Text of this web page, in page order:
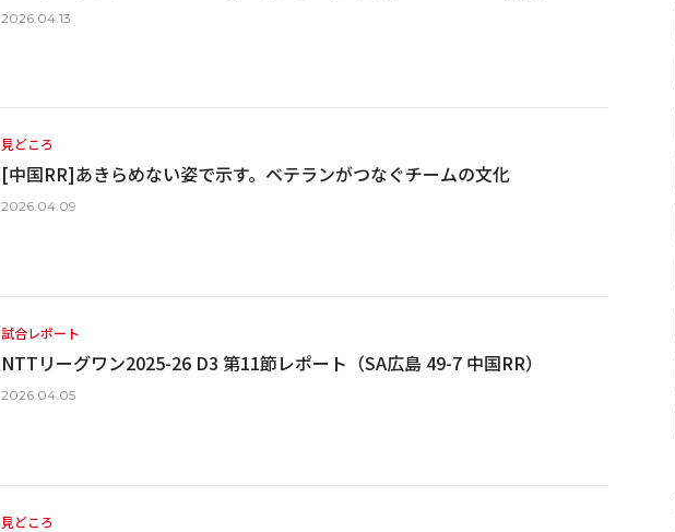
2026.04.13
見どころ
[中国RR]あきらめない姿で示す。ベテランがつなぐチームの文化
2026.04.09
試合レポート
NTTリーグワン2025-26 D3 第11節レポート（SA広島 49-7 中国RR）
2026.04.05
見どころ